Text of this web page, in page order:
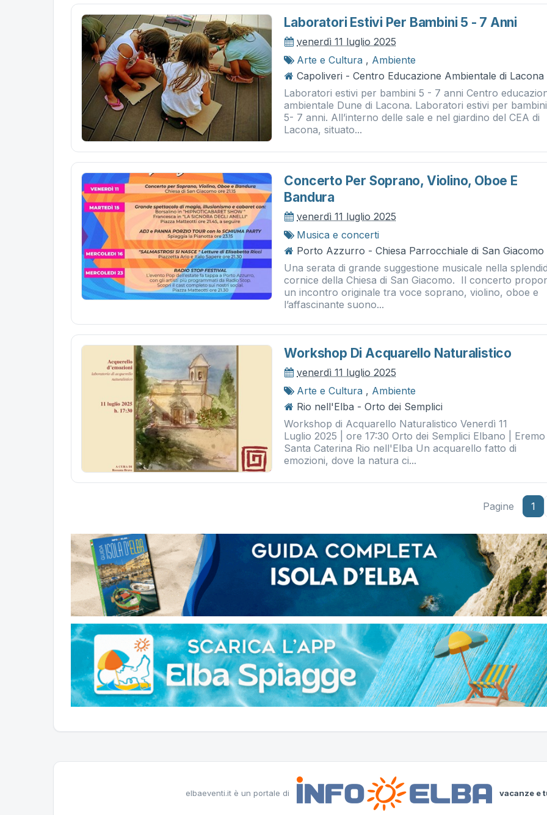
Laboratori Estivi Per Bambini 5 - 7 Anni
venerdì 11 luglio 2025
Arte e Cultura , Ambiente
Capoliveri - Centro Educazione Ambientale di Lacona
Laboratori estivi per bambini 5 - 7 anni Centro
ambientale Dune di Lacona. Laboratori estivi per bambini
5- 7 anni. All’interno delle sale e nel giardino del CEA di
Lacona, situato...
Concerto Per Soprano, Violino, Oboe E
Bandura
venerdì 11 luglio 2025
Musica e concerti
Porto Azzurro - Chiesa Parrocchiale di San Giacomo
Una serata di grande suggestione musicale nella
cornice della Chiesa di San Giacomo. Il concerto
un incontro originale tra voce soprano, violino, oboe e
l’affascinante suono...
Workshop Di Acquarello Naturalistico
venerdì 11 luglio 2025
Arte e Cultura , Ambiente
Rio nell'Elba - Orto dei Semplici
Workshop di Acquarello Naturalistico Venerdì 11
Luglio 2025 | ore 17:30 Orto dei Semplici Elbano |
Santa Caterina Rio nell'Elba Un acquarello fatto di
emozioni, dove la natura ci...
Pagine 1
elbaeventi.it è un portale di vacanze e